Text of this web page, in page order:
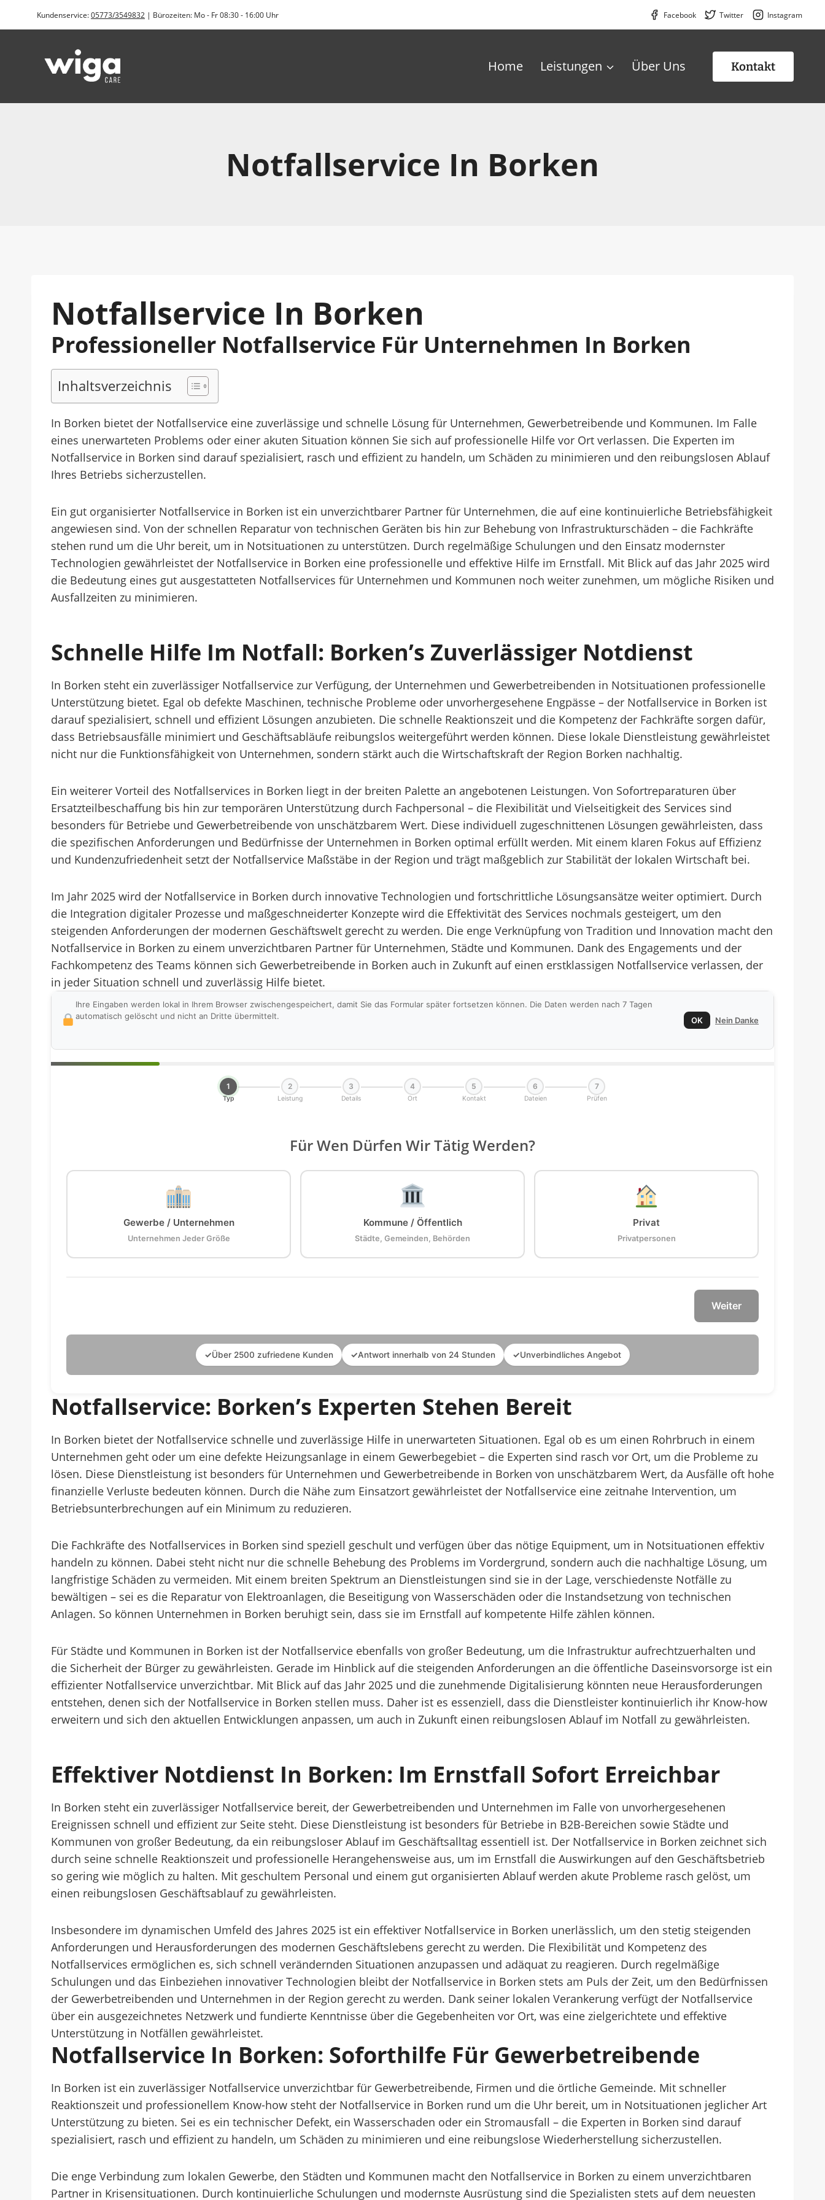
Kundenservice:05773/3549832 | Bürozeiten: Mo - Fr 08:30 - 16:00 Uhr Facebook Twitter Instagram
Home Leistungen Über Uns Kontakt
Notfallservice In Borken
Notfallservice In Borken
Professioneller Notfallservice Für Unternehmen In Borken
Inhaltsverzeichnis
In Borken bietet der Notfallservice eine zuverlässige und schnelle Lösung für Unternehmen, Gewerbetreibende und Kommunen. Im Falle
eines unerwarteten Problems oder einer akuten Situation können Sie sich auf professionelle Hilfe vor Ort verlassen. Die Experten im
Notfallservice in Borken sind darauf spezialisiert, rasch und effizient zu handeln, um Schäden zu minimieren und den reibungslosen Ablauf
Ihres Betriebs sicherzustellen.
Ein gut organisierter Notfallservice in Borken ist ein unverzichtbarer Partner für Unternehmen, die auf eine kontinuierliche Betriebsfähigkeit
angewiesen sind. Von der schnellen Reparatur von technischen Geräten bis hin zur Behebung von Infrastrukturschäden – die Fachkräfte
stehen rund um die Uhr bereit, um in Notsituationen zu unterstützen. Durch regelmäßige Schulungen und den Einsatz modernster
Technologien gewährleistet der Notfallservice in Borken eine professionelle und effektive Hilfe im Ernstfall. Mit Blick auf das Jahr 2025 wird
die Bedeutung eines gut ausgestatteten Notfallservices für Unternehmen und Kommunen noch weiter zunehmen, um mögliche Risiken und
Ausfallzeiten zu minimieren.
Schnelle Hilfe Im Notfall: Borken’s Zuverlässiger Notdienst
In Borken steht ein zuverlässiger Notfallservice zur Verfügung, der Unternehmen und Gewerbetreibenden in Notsituationen professionelle
Unterstützung bietet. Egal ob defekte Maschinen, technische Probleme oder unvorhergesehene Engpässe – der Notfallservice in Borken ist
darauf spezialisiert, schnell und effizient Lösungen anzubieten. Die schnelle Reaktionszeit und die Kompetenz der Fachkräfte sorgen dafür,
dass Betriebsausfälle minimiert und Geschäftsabläufe reibungslos weitergeführt werden können. Diese lokale Dienstleistung gewährleistet
nicht nur die Funktionsfähigkeit von Unternehmen, sondern stärkt auch die Wirtschaftskraft der Region Borken nachhaltig.
Ein weiterer Vorteil des Notfallservices in Borken liegt in der breiten Palette an angebotenen Leistungen. Von Sofortreparaturen über
Ersatzteilbeschaffung bis hin zur temporären Unterstützung durch Fachpersonal – die Flexibilität und Vielseitigkeit des Services sind
besonders für Betriebe und Gewerbetreibende von unschätzbarem Wert. Diese individuell zugeschnittenen Lösungen gewährleisten, dass
die spezifischen Anforderungen und Bedürfnisse der Unternehmen in Borken optimal erfüllt werden. Mit einem klaren Fokus auf Effizienz
und Kundenzufriedenheit setzt der Notfallservice Maßstäbe in der Region und trägt maßgeblich zur Stabilität der lokalen Wirtschaft bei.
Im Jahr 2025 wird der Notfallservice in Borken durch innovative Technologien und fortschrittliche Lösungsansätze weiter optimiert. Durch
die Integration digitaler Prozesse und maßgeschneiderter Konzepte wird die Effektivität des Services nochmals gesteigert, um den
steigenden Anforderungen der modernen Geschäftswelt gerecht zu werden. Die enge Verknüpfung von Tradition und Innovation macht den
Notfallservice in Borken zu einem unverzichtbaren Partner für Unternehmen, Städte und Kommunen. Dank des Engagements und der
Fachkompetenz des Teams können sich Gewerbetreibende in Borken auch in Zukunft auf einen erstklassigen Notfallservice verlassen, der
in jeder Situation schnell und zuverlässig Hilfe bietet.
Ihre Eingaben werden lokal in Ihrem Browser zwischengespeichert, damit Sie das Formular später fortsetzen können. Die Daten werden nach 7 Tagen
automatisch gelöscht und nicht an Dritte übermittelt.
OK Nein Danke
1
Typ
2
Leistung
3
Details
4
Ort
5
Kontakt
6
Dateien
7
Prüfen
Für Wen Dürfen Wir Tätig Werden?
Gewerbe / Unternehmen
Unternehmen Jeder Größe
Kommune / Öffentlich
Städte, Gemeinden, Behörden
Privat
Privatpersonen
Weiter
✓Über 2500 zufriedene Kunden ✓Antwort innerhalb von 24 Stunden ✓Unverbindliches Angebot
Notfallservice: Borken’s Experten Stehen Bereit
In Borken bietet der Notfallservice schnelle und zuverlässige Hilfe in unerwarteten Situationen. Egal ob es um einen Rohrbruch in einem
Unternehmen geht oder um eine defekte Heizungsanlage in einem Gewerbegebiet – die Experten sind rasch vor Ort, um die Probleme zu
lösen. Diese Dienstleistung ist besonders für Unternehmen und Gewerbetreibende in Borken von unschätzbarem Wert, da Ausfälle oft hohe
finanzielle Verluste bedeuten können. Durch die Nähe zum Einsatzort gewährleistet der Notfallservice eine zeitnahe Intervention, um
Betriebsunterbrechungen auf ein Minimum zu reduzieren.
Die Fachkräfte des Notfallservices in Borken sind speziell geschult und verfügen über das nötige Equipment, um in Notsituationen effektiv
handeln zu können. Dabei steht nicht nur die schnelle Behebung des Problems im Vordergrund, sondern auch die nachhaltige Lösung, um
langfristige Schäden zu vermeiden. Mit einem breiten Spektrum an Dienstleistungen sind sie in der Lage, verschiedenste Notfälle zu
bewältigen – sei es die Reparatur von Elektroanlagen, die Beseitigung von Wasserschäden oder die Instandsetzung von technischen
Anlagen. So können Unternehmen in Borken beruhigt sein, dass sie im Ernstfall auf kompetente Hilfe zählen können.
Für Städte und Kommunen in Borken ist der Notfallservice ebenfalls von großer Bedeutung, um die Infrastruktur aufrechtzuerhalten und
die Sicherheit der Bürger zu gewährleisten. Gerade im Hinblick auf die steigenden Anforderungen an die öffentliche Daseinsvorsorge ist ein
effizienter Notfallservice unverzichtbar. Mit Blick auf das Jahr 2025 und die zunehmende Digitalisierung könnten neue Herausforderungen
entstehen, denen sich der Notfallservice in Borken stellen muss. Daher ist es essenziell, dass die Dienstleister kontinuierlich ihr Know-how
erweitern und sich den aktuellen Entwicklungen anpassen, um auch in Zukunft einen reibungslosen Ablauf im Notfall zu gewährleisten.
Effektiver Notdienst In Borken: Im Ernstfall Sofort Erreichbar
In Borken steht ein zuverlässiger Notfallservice bereit, der Gewerbetreibenden und Unternehmen im Falle von unvorhergesehenen
Ereignissen schnell und effizient zur Seite steht. Diese Dienstleistung ist besonders für Betriebe in B2B-Bereichen sowie Städte und
Kommunen von großer Bedeutung, da ein reibungsloser Ablauf im Geschäftsalltag essentiell ist. Der Notfallservice in Borken zeichnet sich
durch seine schnelle Reaktionszeit und professionelle Herangehensweise aus, um im Ernstfall die Auswirkungen auf den Geschäftsbetrieb
so gering wie möglich zu halten. Mit geschultem Personal und einem gut organisierten Ablauf werden akute Probleme rasch gelöst, um
einen reibungslosen Geschäftsablauf zu gewährleisten.
Insbesondere im dynamischen Umfeld des Jahres 2025 ist ein effektiver Notfallservice in Borken unerlässlich, um den stetig steigenden
Anforderungen und Herausforderungen des modernen Geschäftslebens gerecht zu werden. Die Flexibilität und Kompetenz des
Notfallservices ermöglichen es, sich schnell verändernden Situationen anzupassen und adäquat zu reagieren. Durch regelmäßige
Schulungen und das Einbeziehen innovativer Technologien bleibt der Notfallservice in Borken stets am Puls der Zeit, um den Bedürfnissen
der Gewerbetreibenden und Unternehmen in der Region gerecht zu werden. Dank seiner lokalen Verankerung verfügt der Notfallservice
über ein ausgezeichnetes Netzwerk und fundierte Kenntnisse über die Gegebenheiten vor Ort, was eine zielgerichtete und effektive
Unterstützung in Notfällen gewährleistet.
Notfallservice In Borken: Soforthilfe Für Gewerbetreibende
In Borken ist ein zuverlässiger Notfallservice unverzichtbar für Gewerbetreibende, Firmen und die örtliche Gemeinde. Mit schneller
Reaktionszeit und professionellem Know-how steht der Notfallservice in Borken rund um die Uhr bereit, um in Notsituationen jeglicher Art
Unterstützung zu bieten. Sei es ein technischer Defekt, ein Wasserschaden oder ein Stromausfall – die Experten in Borken sind darauf
spezialisiert, rasch und effizient zu handeln, um Schäden zu minimieren und eine reibungslose Wiederherstellung sicherzustellen.
Die enge Verbindung zum lokalen Gewerbe, den Städten und Kommunen macht den Notfallservice in Borken zu einem unverzichtbaren
Partner in Krisensituationen. Durch kontinuierliche Schulungen und modernste Ausrüstung sind die Spezialisten stets auf dem neuesten